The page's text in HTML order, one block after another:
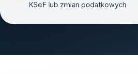
KSeF lub zmian podatkowych